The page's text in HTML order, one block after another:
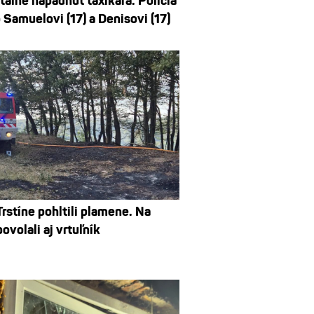
(17) a Denisovi (17)
pohltili plamene. Na
aj vrtuľník